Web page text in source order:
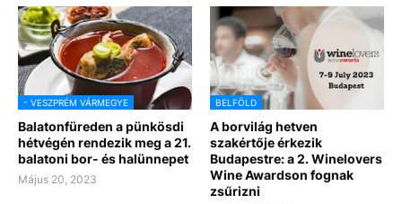
- VESZPRÉM VÁRMEGYE
Balatonfüreden a pünkösdi
hétvégén rendezik meg a 21.
balatoni bor- és halünnepet
Május 20, 2023
BELFÖLD
A borvilág hetven
szakértője érkezik
Budapestre: a 2. Winelovers
Wine Awardson fognak
zsűrizni